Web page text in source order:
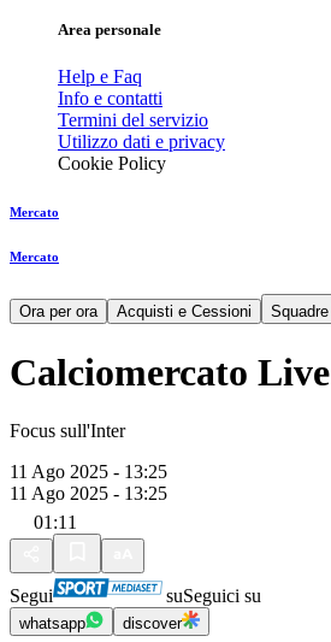
Area personale
Help e Faq
Info e contatti
Termini del servizio
Utilizzo dati e privacy
Cookie Policy
Mercato
Mercato
Ora per ora Acquisti e Cessioni Squadre
Calciomercato Live
Focus sull'Inter
11 Ago 2025 - 13:25
11 Ago 2025 - 13:25
01:11
Segui suSeguici su
whatsapp discover